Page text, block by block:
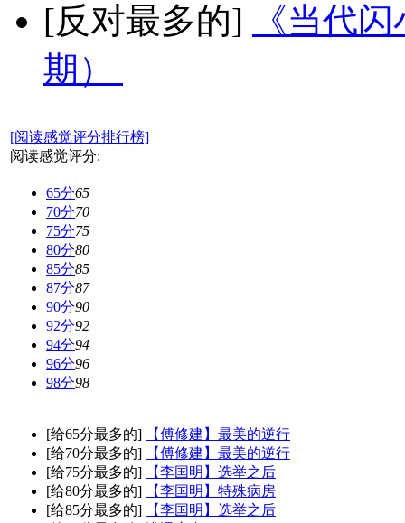
[反对最多的]
《当代
期）
[阅读感觉评分排行榜]
阅读感觉评分:
65分65
70分70
75分75
80分80
85分85
87分87
90分90
92分92
94分94
96分96
98分98
[给65分最多的]
【傅修建】最美的逆行
[给70分最多的]
【傅修建】最美的逆行
[给75分最多的]
【李国明】选举之后
[给80分最多的]
【李国明】特殊病房
[给85分最多的]
【李国明】选举之后